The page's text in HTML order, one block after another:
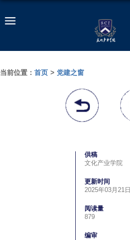
当前位置： 首页 > 党建之窗
供稿
文化产业学院
更新时间
2025年03月21日
阅读量
879
编审